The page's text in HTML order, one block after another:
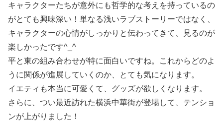
キャラクターたちが意外にも哲学的な考えを持っているの
がとても興味深い！単なる浅いラブストーリーではなく、
キャラクターの心情がしっかりと伝わってきて、見るのが
楽しかったです^_^
平と東の組み合わせが特に面白いですね。これからどのよ
うに関係が進展していくのか、とても気になります。
イエティも本当に可愛くて、グッズが欲しくなります。
さらに、つい最近訪れた横浜中華街が登場して、テンショ
ンが上がりました！